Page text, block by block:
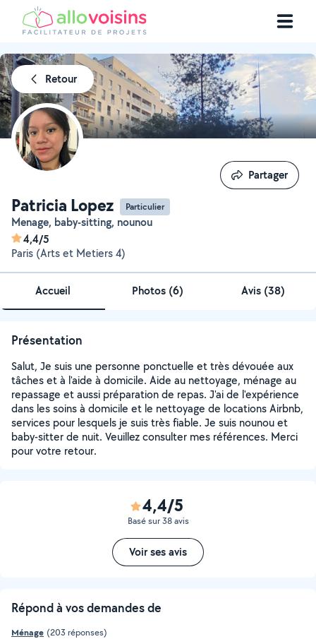
Retour
Patricia Lopez Particulier
Menage, baby-sitting, nounou
4,4/5
Paris (Arts et Metiers 4)
Partager
Partager
Accueil Photos (6) Avis (38)
Présentation
Salut, Je suis une personne ponctuelle et très dévouée aux
tâches et à l'aide à domicile. Aide au nettoyage, ménage au
repassage et aussi préparation de repas. J'ai de l'expérience
dans les soins à domicile et le nettoyage de locations Airbnb,
services pour lesquels je suis très fiable. Je suis nounou et
baby-sitter de nuit. Veuillez consulter mes références. Merci
pour votre retour.
4,4/5
Basé sur 38 avis
Voir ses avis
Répond à vos demandes de
Ménage (203 réponses)